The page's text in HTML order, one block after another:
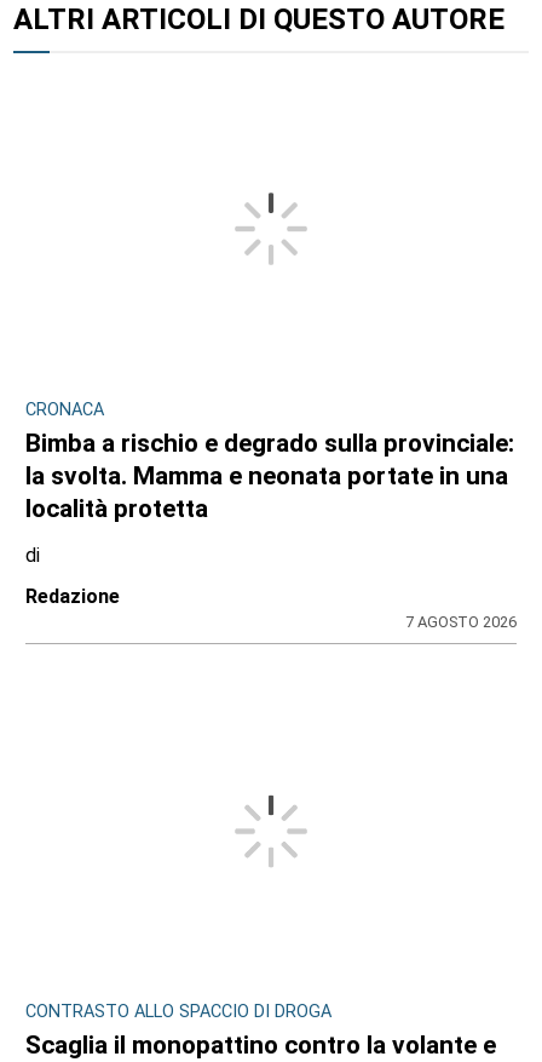
ALTRI ARTICOLI DI QUESTO AUTORE
CRONACA
Bimba a rischio e degrado sulla provinciale:
la svolta. Mamma e neonata portate in una
località protetta
di
Redazione
7 AGOSTO 2026
CONTRASTO ALLO SPACCIO DI DROGA
Scaglia il monopattino contro la volante e